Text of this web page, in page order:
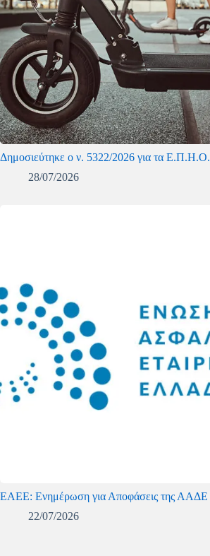
Δημοσιεύτηκε ο ν. 5322/2026 για τα Ε.Π.Η.Ο.
28/07/2026
ΕΑΕΕ: Ενημέρωση για Αποφάσεις της ΑΑΔΕ
22/07/2026